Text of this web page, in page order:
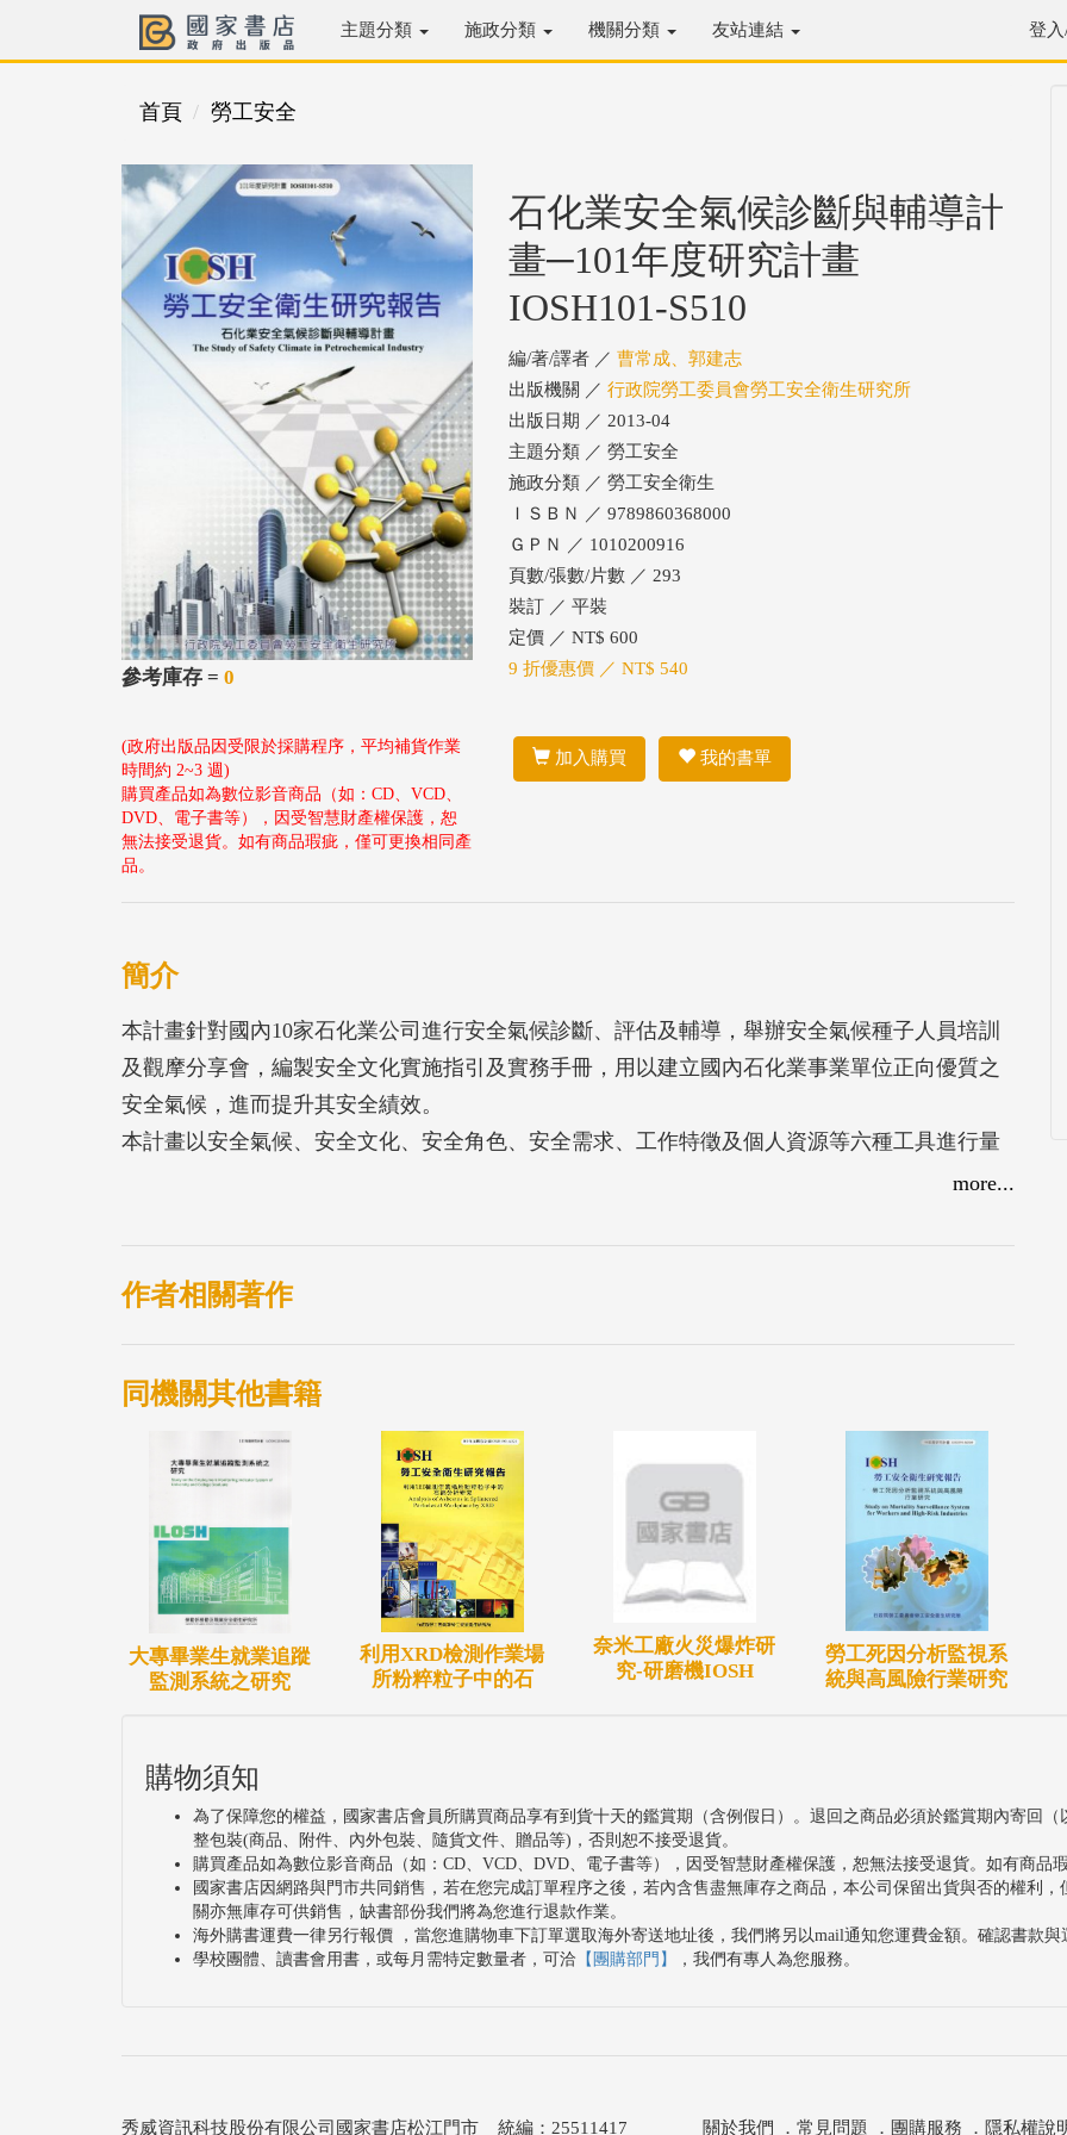
主題分類 施政分類 機關分類 友站連結 登
首頁 勞工安全
參考庫存 = 0
(政府出版品因受限於採購程序，平均補貨作業
時間約 2~3 週)
購買產品如為數位影音商品（如：CD、VCD、
DVD、電子書等），因受智慧財產權保護，恕
無法接受退貨。如有商品瑕疵，僅可更換相同產
品。
石化業安全氣候診斷與輔導計
畫─101年度研究計畫
IOSH101-S510
編/著/譯者 ／ 曹常成、郭建志
出版機關 ／ 行政院勞工委員會勞工安全衛生研究所
出版日期 ／ 2013-04
主題分類 ／ 勞工安全
施政分類 ／ 勞工安全衛生
ＩＳＢＮ ／ 9789860368000
ＧＰＮ ／ 1010200916
頁數/張數/片數 ／ 293
裝訂 ／ 平裝
定價 ／ NT$ 600
9 折優惠價 ／ NT$ 540
加入購買 我的書單
簡介
本計畫針對國內10家石化業公司進行安全氣候診斷、評估及輔導，舉辦安全氣候種子人員培訓
及觀摩分享會，編製安全文化實施指引及實務手冊，用以建立國內石化業事業單位正向優質之
安全氣候，進而提升其安全績效。
本計畫以安全氣候、安全文化、安全角色、安全需求、工作特徵及個人資源等六種工具進行量
化評估，其後再進行現場訪視、人員訪談、座談與討論。本計畫將評估結果直接回饋給事業單
事業單位安全氣候之實施指引(包括危害辨識與防護、5S、走動式管理、工具箱會議及安全行為
建立方案)及安全氣候實務手冊，舉辦3場安全氣候診斷與輔導改善技術觀摩分享會，辦理1場安
的十四個改善方案中選擇適宜者執行之，特別是在員工的安全動機、安全態度、安全誘因及安
全管理上，可優先考量強化之。對於政府單位，建議可定期進行石化業安全氣候診斷與輔導，
適時提供安全氣候資訊給予石化業事業單位，可作為其安全氣候改善及未來工安執行方針的規
more...
作者相關著作
同機關其他書籍
大專畢業生就業追蹤
監測系統之研究
利用XRD檢測作業場
所粉粹粒子中的石
奈米工廠火災爆炸研
究-研磨機IOSH
勞工死因分析監視系
統與高風險行業研究
購物須知
為了保障您的權益，國家書店會員所購買商品享有到貨十天的鑑賞期（含例假日）。退回之商品必須於鑑賞期內寄回
整包裝(商品、附件、內外包裝、隨貨文件、贈品等)，否則恕不接受退貨。
購買產品如為數位影音商品（如：CD、VCD、DVD、電子書等），因受智慧財產權保護，恕無法接受退貨。如有商品
國家書店因網路與門市共同銷售，若在您完成訂單程序之後，若內含售盡無庫存之商品，本公司保留出貨與否的權利
關亦無庫存可供銷售，缺書部份我們將為您進行退款作業。
海外購書運費一律另行報價 ，當您進購物車下訂單選取海外寄送地址後，我們將另以mail通知您運費金額。確認書款
學校團體、讀書會用書，或每月需特定數量者，可洽 【團購部門】 ，我們有專人為您服務。
秀威資訊科技股份有限公司國家書店松江門市 統編：25511417 關於我們 ． 常見問題 ． 團購服務 ． 隱私權說